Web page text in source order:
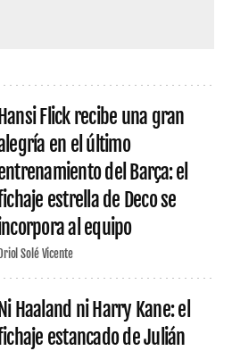
Flick recibe una gran
en el último
del Barça: el
estrella de Deco se
al equipo
Solé Vicente
Ni Haaland ni Harry Kane: el
estancado de Julián